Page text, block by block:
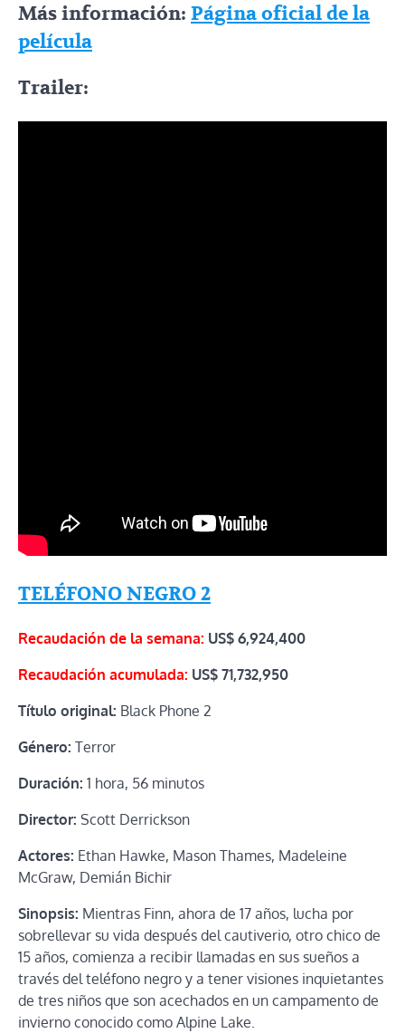
Más información: Página oficial de la
película
Trailer:
TELÉFONO NEGRO 2
Recaudación de la semana: US$ 6,924,400
Recaudación acumulada: US$ 71,732,950
Título original: Black Phone 2
Género: Terror
Duración: 1 hora, 56 minutos
Director: Scott Derrickson
Actores: Ethan Hawke, Mason Thames, Madeleine
McGraw, Demián Bichir
Sinopsis: Mientras Finn, ahora de 17 años, lucha por
sobrellevar su vida después del cautiverio, otro chico de
15 años, comienza a recibir llamadas en sus sueños a
través del teléfono negro y a tener visiones inquietantes
de tres niños que son acechados en un campamento de
invierno conocido como Alpine Lake.